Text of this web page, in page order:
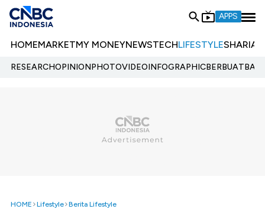
APPS
HOMEMARKETMY MONEYNEWSTECHLIFESTYLESHARIA
RESEARCHOPINIONPHOTOVIDEOINFOGRAPHIC
HOME Lifestyle Berita Lifestyle